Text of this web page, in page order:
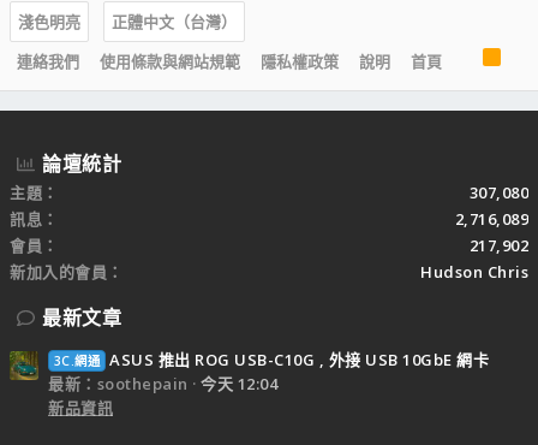
淺色明亮
正體中文（台灣）
連絡我們
使用條款與網站規範 隱私權政策 說明 首頁
R
S
S
論壇統計
主題
307,080
訊息
2,716,089
會員
217,902
新加入的會員
Hudson Chris
最新文章
3C.網通 ASUS 推出 ROG USB-C10G , 外接 USB 10GbE 網卡
最新：soothepain
今天 12:04
新品資訊